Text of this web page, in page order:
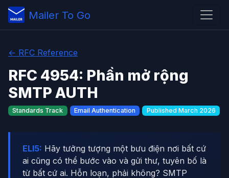
Mailer To Go
← RFC Reference
RFC 4954: Phần mở rộng
SMTP AUTH
Standards Track Email Authentication Published March 2026
ELI5: Hãy tưởng tượng một bưu điện nơi bất cứ
ai cũng có thể bước vào và gửi thư, tuyên bố là
từ bất cứ ai. Hỗn loạn, phải không? SMTP